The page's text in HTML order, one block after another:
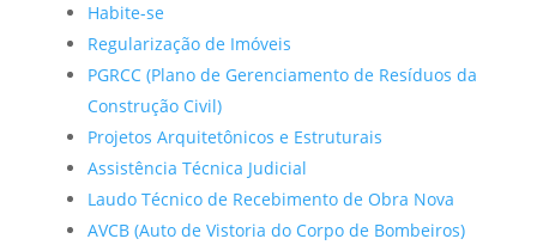
Habite-se
Regularização de Imóveis
PGRCC (Plano de Gerenciamento de Resíduos da
Construção Civil)
Projetos Arquitetônicos e Estruturais
Assistência Técnica Judicial
Laudo Técnico de Recebimento de Obra Nova
AVCB (Auto de Vistoria do Corpo de Bombeiros)